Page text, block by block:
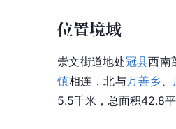
位置境域
崇文街道地处冠县西南
镇相连，北与万善乡
5.5千米，总面积42.8